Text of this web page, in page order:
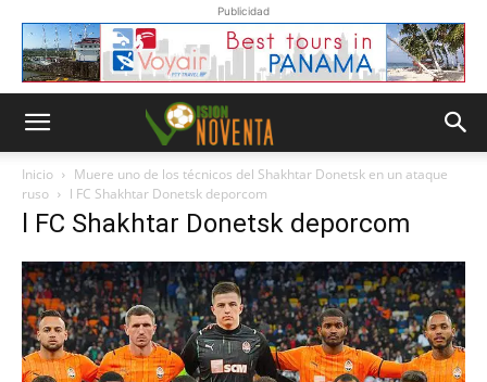
Publicidad
Inicio
Muere uno de los técnicos del Shakhtar Donetsk en un ataque
ruso
l FC Shakhtar Donetsk deporcom
l FC Shakhtar Donetsk deporcom